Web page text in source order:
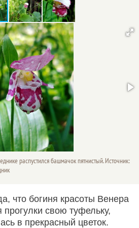
распустился башмачок пятнистый. Источник:
что богиня красоты Венера
свою туфельку,
в прекрасный цветок.